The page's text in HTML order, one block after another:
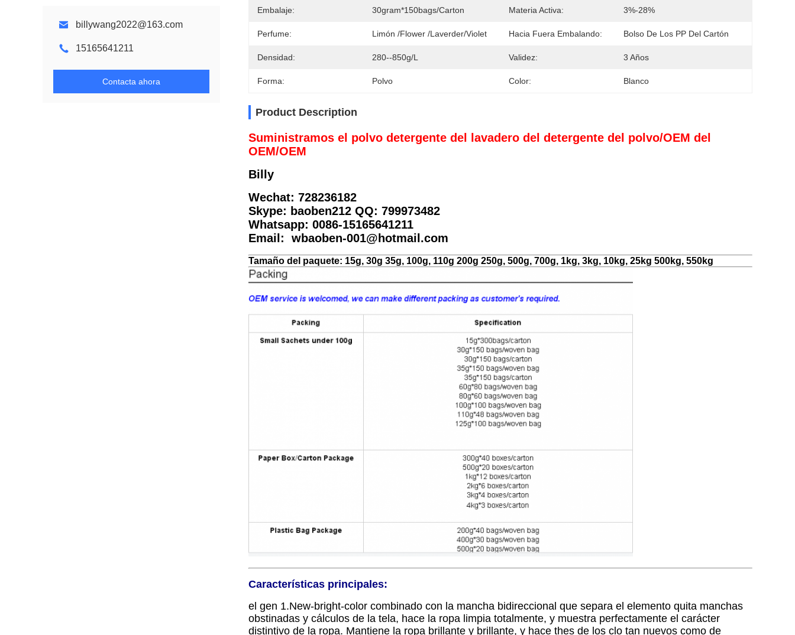
billywang2022@163.com
15165641211
Contacta ahora
Embalaje: 30gram*150bags/carton Materia Activa: 3%-28%
Perfume: Limón /Flower /Laverder/Violet Hacia Fuera Embalando: Bolso De Los PP Del Cartón
Densidad: 280--850g/L Validez: 3 Años
Forma: Polvo Color: Blanco
Product Description
Suministramos el polvo detergente del lavadero del detergente del polvo/OEM del
OEM/OEM
Billy
Wechat: 728236182
Skype: baoben212 QQ: 799973482
Whatsapp: 0086-15165641211
Email: wbaoben-001@hotmail.com
Tamaño del paquete: 15g, 30g 35g, 100g, 110g 200g 250g, 500g, 700g, 1kg, 3kg, 10kg, 25kg 500kg, 550kg
Características principales:
el gen 1.New-bright-color combinado con la mancha bidireccional que separa el elemento quita manchas
obstinadas y cálculos de la tela, hace la ropa limpia totalmente, y muestra perfectamente el carácter
distintivo de la ropa. Mantiene la ropa brillante y brillante, y hace thes de los clo tan nuevos como de